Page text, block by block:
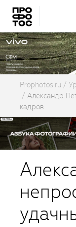
Prophotos.ru
Александр
кадров